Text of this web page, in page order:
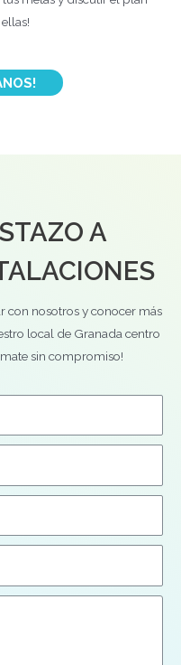
A
con nosotros y conocer más
local de Granada centro
sin compromiso!